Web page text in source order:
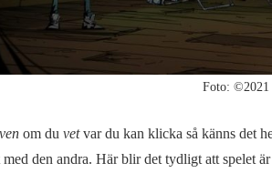
Foto: ©2021
om du vetvar du kan klicka så känns det
den andra. Här blir det tydligt att spelet